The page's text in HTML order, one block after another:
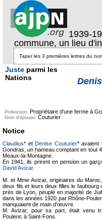
1939-
commune, un lieu
Juste parmi les
Nations
Profession: Propriétaire d'une ferme à
Nom d'épouse: Couturier
Notice
Claudius* et Denise Couturier* avaient
Gondras, un hameau comptant en tout
Meaux-la-Montagne.
En 1941, ils prirent en pension un
David Avizar.
M. et Mme Avizar, originaires du
deux fils et leurs deux filles le faubourg
près de Lyon, peuplé en majorité de
dans les années 1920 par Rhône-
manquaient de main d'œuvre.
M. Avizar, pour sa part, était venu
Poulenc à Saint-Fons.